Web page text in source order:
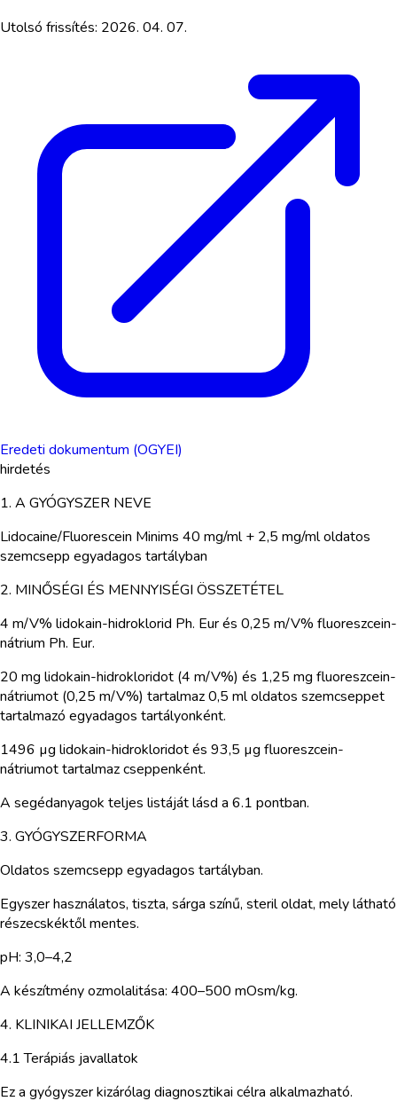
Utolsó frissítés: 2026. 04. 07.
Eredeti dokumentum (OGYEI)
hirdetés
1. A GYÓGYSZER NEVE
Lidocaine/Fluorescein Minims 40 mg/ml + 2,5 mg/ml oldatos
szemcsepp egyadagos tartályban
2. MINŐSÉGI ÉS MENNYISÉGI ÖSSZETÉTEL
4 m/V% lidokain-hidroklorid Ph. Eur és 0,25 m/V% fluoreszcein-
nátrium Ph. Eur.
20 mg lidokain-hidrokloridot (4 m/V%) és 1,25 mg fluoreszcein-
nátriumot (0,25 m/V%) tartalmaz 0,5 ml oldatos szemcseppet
tartalmazó egyadagos tartályonként.
1496 µg lidokain-hidrokloridot és 93,5 µg fluoreszcein-
nátriumot tartalmaz cseppenként.
A segédanyagok teljes listáját lásd a 6.1 pontban.
3. GYÓGYSZERFORMA
Oldatos szemcsepp egyadagos tartályban.
Egyszer használatos, tiszta, sárga színű, steril oldat, mely látható
részecskéktől mentes.
pH: 3,0–4,2
A készítmény ozmolalitása: 400–500 mOsm/kg.
4. KLINIKAI JELLEMZŐK
4.1 Terápiás javallatok
Ez a gyógyszer kizárólag diagnosztikai célra alkalmazható.